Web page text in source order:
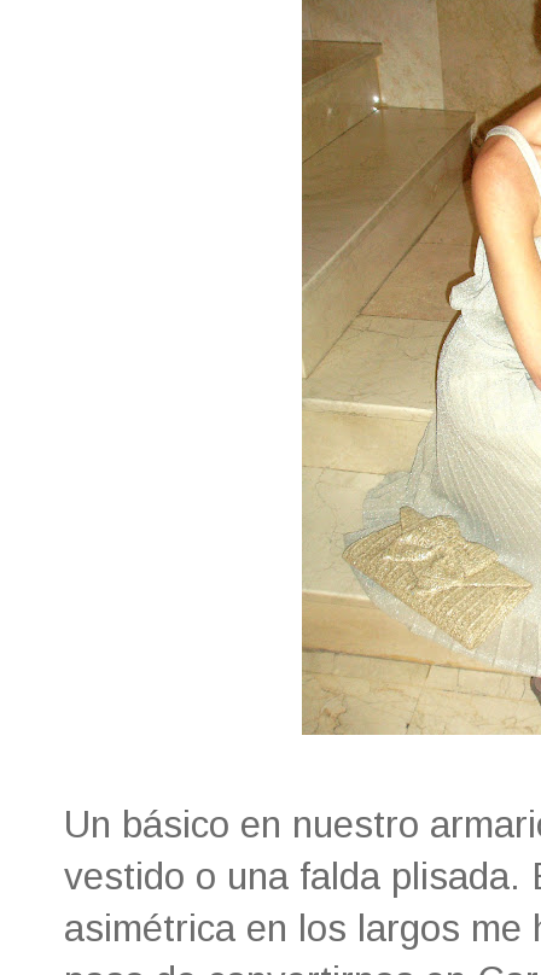
Un básico en nuestro
vestido o una falda plisada.
asimétrica en los largos me